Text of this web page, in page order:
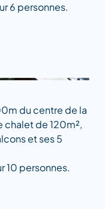
6 personnes.
du centre de la
chalet de 120m²,
et ses 5
10 personnes.